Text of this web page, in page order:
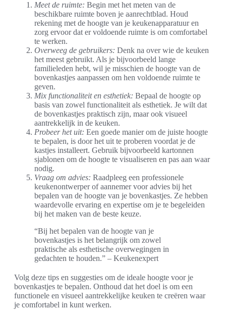
Meet de ruimte: Begin met het meten van de
beschikbare ruimte boven je aanrechtblad. Houd
rekening met de hoogte van je keukenapparatuur en
zorg ervoor dat er voldoende ruimte is om comfortabel
te werken.
Overweeg de gebruikers: Denk na over wie de keuken
het meest gebruikt. Als je bijvoorbeeld lange
familieleden hebt, wil je misschien de hoogte van de
bovenkastjes aanpassen om hen voldoende ruimte te
geven.
Mix functionaliteit en esthetiek: Bepaal de hoogte op
basis van zowel functionaliteit als esthetiek. Je wilt dat
de bovenkastjes praktisch zijn, maar ook visueel
aantrekkelijk in de keuken.
Probeer het uit: Een goede manier om de juiste hoogte
te bepalen, is door het uit te proberen voordat je de
kastjes installeert. Gebruik bijvoorbeeld kartonnen
sjablonen om de hoogte te visualiseren en pas aan waar
nodig.
Vraag om advies: Raadpleeg een professionele
keukenontwerper of aannemer voor advies bij het
bepalen van de hoogte van je bovenkastjes. Ze hebben
waardevolle ervaring en expertise om je te begeleiden
bij het maken van de beste keuze.
“Bij het bepalen van de hoogte van je
bovenkastjes is het belangrijk om zowel
praktische als esthetische overwegingen in
gedachten te houden.” – Keukenexpert
Volg deze tips en suggesties om de ideale hoogte voor je
bovenkastjes te bepalen. Onthoud dat het doel is om een
functionele en visueel aantrekkelijke keuken te creëren waar
je comfortabel in kunt werken.